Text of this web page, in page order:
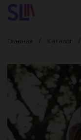
Главная Каталог